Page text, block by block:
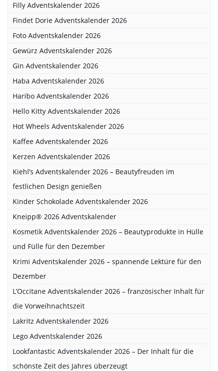
Filly Adventskalender 2026
Findet Dorie Adventskalender 2026
Foto Adventskalender 2026
Gewürz Adventskalender 2026
Gin Adventskalender 2026
Haba Adventskalender 2026
Haribo Adventskalender 2026
Hello Kitty Adventskalender 2026
Hot Wheels Adventskalender 2026
Kaffee Adventskalender 2026
Kerzen Adventskalender 2026
Kiehl’s Adventskalender 2026 – Beautyfreuden im
festlichen Design genießen
Kinder Schokolade Adventskalender 2026
Kneipp® 2026 Adventskalender
Kosmetik Adventskalender 2026 – Beautyprodukte in Hülle
und Fülle für den Dezember
Krimi Adventskalender 2026 – spannende Lektüre für den
Dezember
L’Occitane Adventskalender 2026 – französischer Inhalt für
die Vorweihnachtszeit
Lakritz Adventskalender 2026
Lego Adventskalender 2026
Lookfantastic Adventskalender 2026 – Der Inhalt für die
schönste Zeit des Jahres überzeugt